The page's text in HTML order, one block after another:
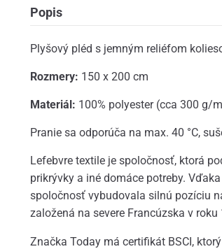
Popis
Plyšový pléd s jemným reliéfom
Rozmery: 150 x 200 cm
Materiál: 100% polyester (cca 300 g/
Pranie sa odporúča na max. 40 °C,
Lefebvre textile je spoločnosť, ktorá
prikrývky a iné domáce potreby.
spoločnosť vybudovala silnú pozíciu
založená na severe Francúzska v
Značka Today má certifikát BSCI,